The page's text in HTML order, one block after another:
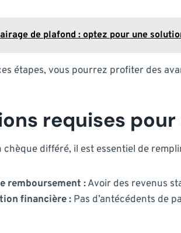
de plafond : optez pour une
étapes, vous pourrez profiter des
requises
différé, il est essentiel de
remboursement :Avoir des revenus
financière : Pas d’antécédents de